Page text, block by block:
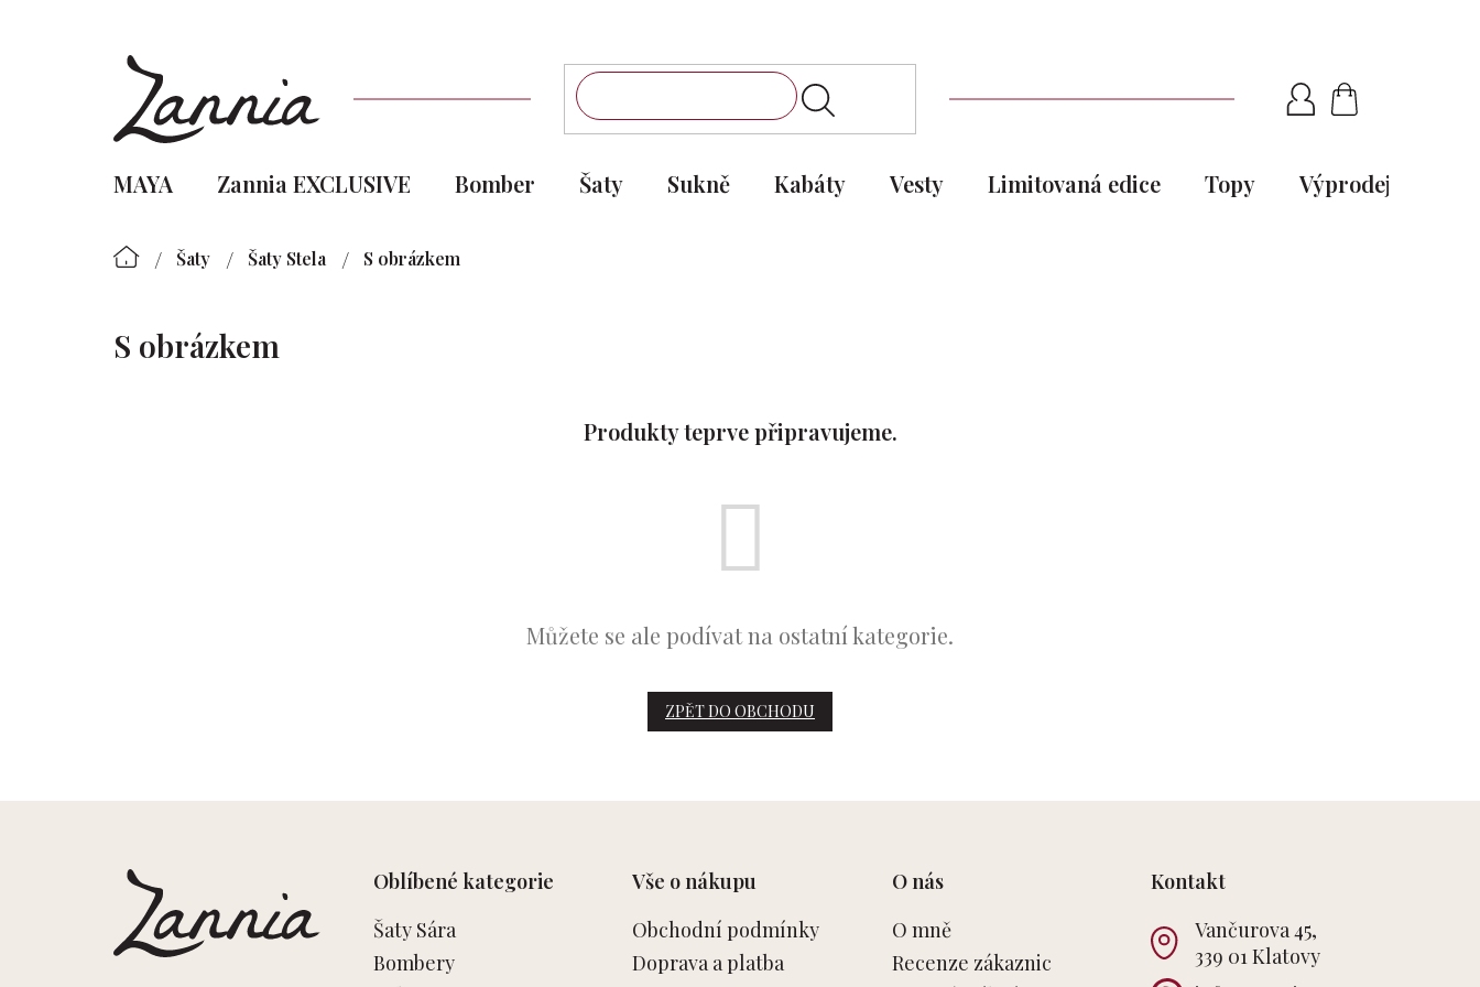
NÁKUPNÍ
KOŠÍK
MAYA Zannia EXCLUSIVE Bomber Šaty Sukně Kabáty Vesty Limitovaná edice Topy Výprodej
/ Šaty / Šaty Stela / S obrázkem
S obrázkem
Produkty teprve připravujeme.
Můžete se ale podívat na ostatní kategorie.
ZPĚT DO OBCHODU
Oblíbené kategorie
Šaty Sára
Bombery
Vše o nákupu
Obchodní podmínky
Doprava a platba
O nás
O mně
Recenze zákaznic
Kontakt
Vančurova 45,
339 01 Klatovy